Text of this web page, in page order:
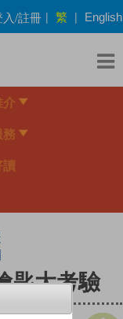
入/註冊 | 繁 | English
介
務
讀
匙大考驗